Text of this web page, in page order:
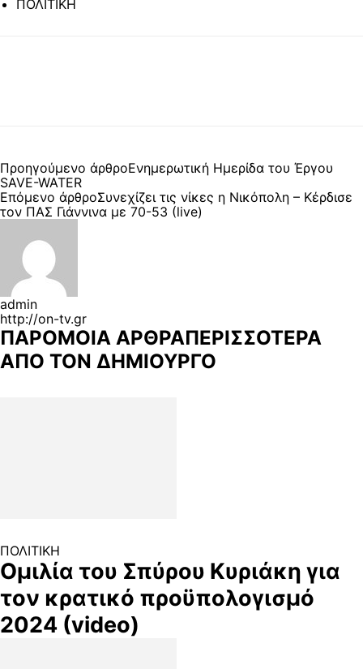
ΠΟΛΙΤΙΚΗ
Προηγούμενο άρθροΕνημερωτική Ημερίδα του Έργου
SAVE-WATER
Επόμενο άρθροΣυνεχίζει τις νίκες η Νικόπολη – Κέρδισε
τον ΠΑΣ Γιάννινα με 70-53 (live)
admin
http://on-tv.gr
ΠΑΡΟΜΟΙΑ ΑΡΘΡΑΠΕΡΙΣΣΟΤΕΡΑ
ΑΠΟ ΤΟΝ ΔΗΜΙΟΥΡΓΟ
ΠΟΛΙΤΙΚΗ
Ομιλία του Σπύρου Κυριάκη για
τον κρατικό προϋπολογισμό
2024 (video)